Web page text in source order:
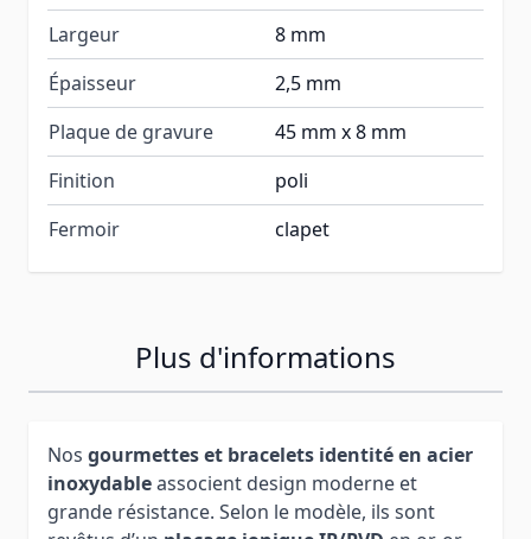
Largeur
8 mm
Épaisseur
2,5 mm
Plaque de gravure
45 mm x 8 mm
Finition
poli
Fermoir
clapet
Plus d'informations
Nos gourmettes et bracelets identité en acier
inoxydableassocient design moderne et
grande résistance. Selon le modèle, ils sont